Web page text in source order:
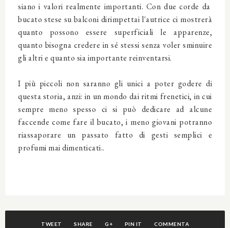
siano i valori realmente importanti. Con due corde da
bucato stese su balconi dirimpettai l'autrice ci mostrerà
quanto possono essere superficiali le apparenze,
quanto bisogna credere in sé stessi senza voler sminuire
gli altri e quanto sia importante reinventarsi.
I più piccoli non saranno gli unici a poter godere di
questa storia, anzi: in un mondo dai ritmi frenetici, in cui
sempre meno spesso ci si può dedicare ad alcune
faccende come fare il bucato, i meno giovani potranno
riassaporare un passato fatto di gesti semplici e
profumi mai dimenticati..
TWEET SHARE G+ PIN IT COMMENTA